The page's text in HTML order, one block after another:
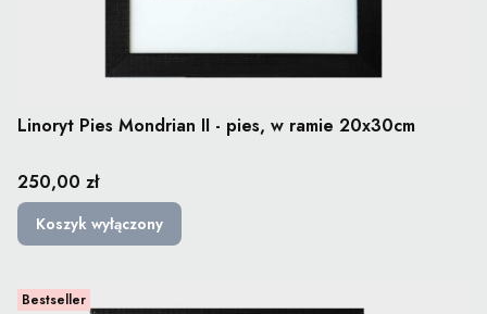
Linoryt Pies Mondrian II - pies, w ramie 20x30cm
Cena
250,00 zł
Koszyk wyłączony
Bestseller